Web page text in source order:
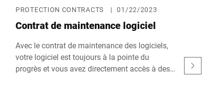
PROTECTION CONTRACTS | 01/22/2023
Contrat de maintenance logiciel
Avec le contrat de maintenance des logiciels,
votre logiciel est toujours à la pointe du
progrès et vous avez directement accès à des